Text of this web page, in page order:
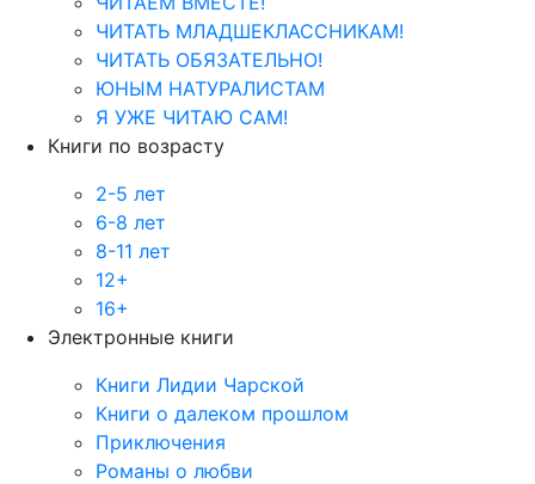
ЧИТАТЬ МЛАДШЕКЛАССНИКАМ!
ЧИТАТЬ ОБЯЗАТЕЛЬНО!
ЮНЫМ НАТУРАЛИСТАМ
Я УЖЕ ЧИТАЮ САМ!
Книги по возрасту
2-5 лет
6-8 лет
8-11 лет
12+
16+
Электронные книги
Книги Лидии Чарской
Книги о далеком прошлом
Приключения
Романы о любви